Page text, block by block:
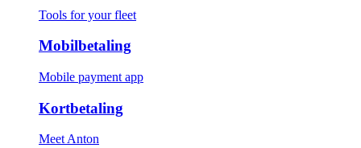
Tools for your fleet
Mobilbetaling
Mobile payment app
Kortbetaling
Meet Anton